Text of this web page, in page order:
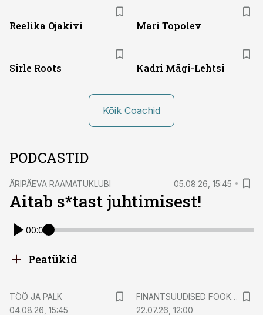
Reelika Ojakivi Mari Topolev
Sirle Roots Kadri Mägi-Lehtsi
Kõik Coachid
PODCASTID
ÄRIPÄEVA RAAMATUKLUBI 05.08.26, 15:45
Aitab s*tast juhtimisest!
00:00
Peatükid
TÖÖ JA PALK
04.08.26, 15:45
FINANTSUUDISED FOOKUSES
22.07.26, 12:00